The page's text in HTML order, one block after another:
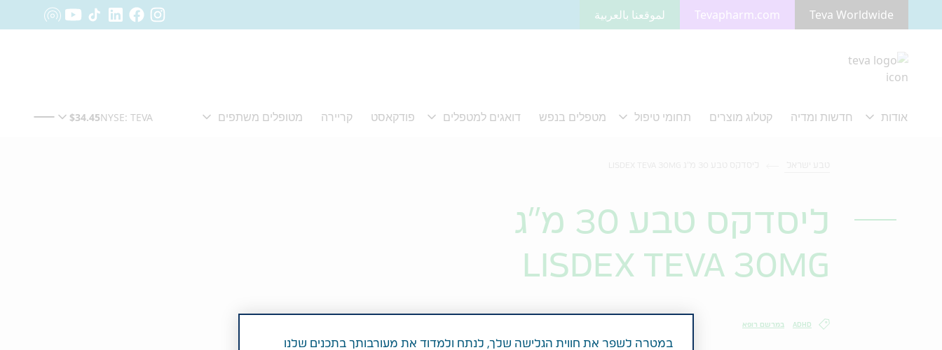
מעבר לתוכן המרכזי
Teva Worldwide
Tevapharm.com لموقعنا بالعربية
ליסדקס טבע 30 מ"ג
LISDEX TEVA 30MG
ADHD במרשם רופא
במטרה לשפר את חווית הגלישה שלך, לנתח ולמדוד את מעורבותך בתכנים שלנו